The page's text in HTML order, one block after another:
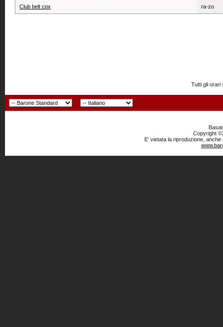
Club belt cpx ra-zo
Tutti gli orari
Copyright
E' vietata la riproduzione,